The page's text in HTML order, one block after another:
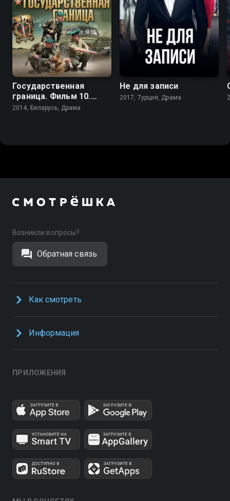
6.4
Государственная
граница. Фильм 10.
Афганский капкан
2014, Беларусь, Драма
Не для записи
2017, Турция, Драма
Возникли вопросы?
Обратная связь
Как смотреть
Информация
ПРИЛОЖЕНИЯ